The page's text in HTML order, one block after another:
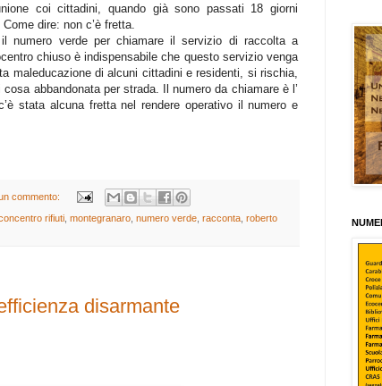
coi cittadini, quando già sono passati 18 giorni
dire: non c’è fretta.
numero verde per chiamare il servizio di raccolta a
chiuso è indispensabile che questo servizio venga
maleducazione di alcuni cittadini e residenti, si rischia,
abbandonata per strada. Il numero da chiamare è l’
stata alcuna fretta nel rendere operativo il numero e
commento:
rifiuti montegranaro numero verde racconta roberto
disarmante